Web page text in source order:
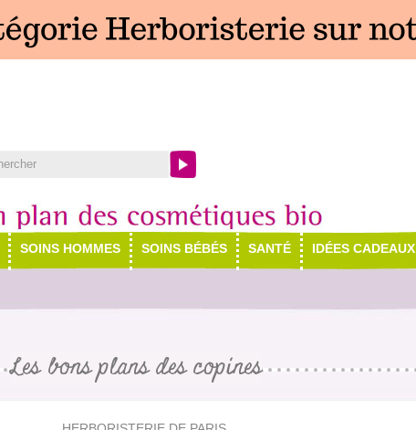
SOINS HOMMES SOINS BÉBÉS SANTÉ IDÉES CADEAUX
Les bons plans des copines